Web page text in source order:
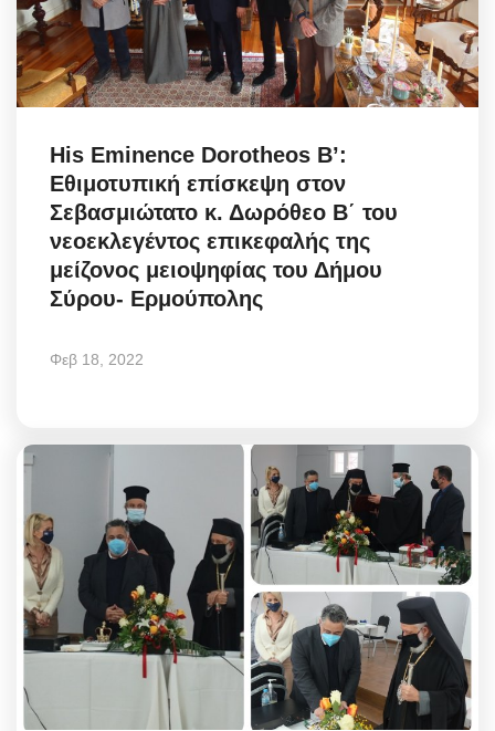
His Eminence Dorotheos B’:
Εθιμοτυπική επίσκεψη στον
Σεβασμιώτατο κ. Δωρόθεο Β΄ του
νεοεκλεγέντος επικεφαλής της
μείζονος μειοψηφίας του Δήμου
Σύρου- Ερμούπολης
Φεβ 18, 2022